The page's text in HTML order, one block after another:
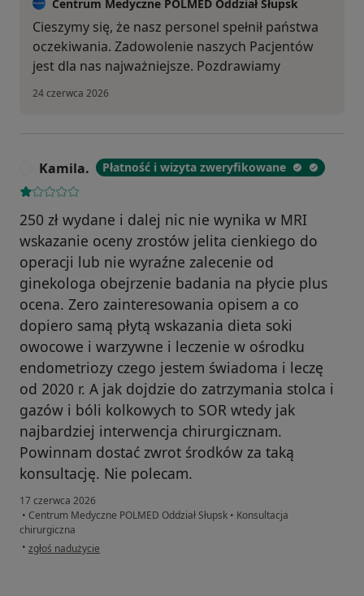
Centrum Medyczne POLMED Oddział Słupsk
Cieszymy się, że nasz personel spełnił państwa
oczekiwania. Zadowolenie naszych Pacjentów
jest dla nas najważniejsze. Pozdrawiamy
24 czerwca 2026
Kamila. Płatność i wizyta zweryfikowane
250 zł wydane i dalej nic nie wynika w MRI
wskazanie oceny zrostów jelita cienkiego do
operacji lub nie wyraźne zalecenie od
ginekologa obejrzenie badania na płycie plus
ocena. Zero zainteresowania opisem a co
dopiero samą płytą wskazania dieta soki
owocowe i warzywne i leczenie w ośrodku
endometriozy czego jestem świadoma i leczę
od 2020 r. A jak dojdzie do zatrzymania stolca i
gazów i bóli kolkowych to SOR wtedy jak
najbardziej interwencja chirurgicznam.
Powinnam dostać zwrot środków za taką
konsultację. Nie polecam.
17 czerwca 2026
• Centrum Medyczne POLMED Oddział Słupsk • Konsultacja
chirurgiczna
• w opinii użytkownika Kamila.
zgłoś nadużycie